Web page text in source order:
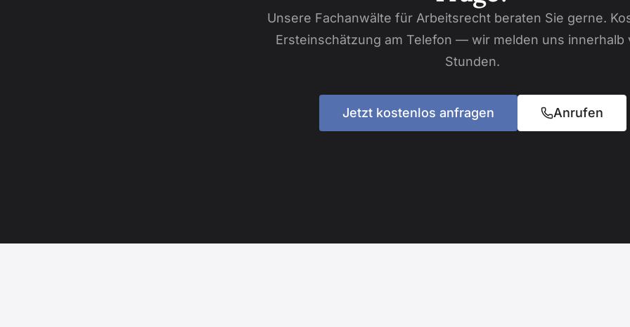
Unsere Fachanwälte für Arbeitsrecht beraten Sie gerne.
Ersteinschätzung am Telefon — wir melden uns innerhalb
Stunden.
Jetzt kostenlos anfragen Anrufen